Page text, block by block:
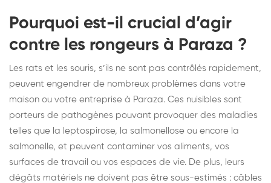
Pourquoi est-il crucial d’agir
contre les rongeurs à Paraza ?
Les rats et les souris, s’ils ne sont pas contrôlés rapidement,
peuvent engendrer de nombreux problèmes dans votre
maison ou votre entreprise à Paraza. Ces nuisibles sont
porteurs de pathogènes pouvant provoquer des maladies
telles que la leptospirose, la salmonellose ou encore la
salmonelle, et peuvent contaminer vos aliments, vos
surfaces de travail ou vos espaces de vie. De plus, leurs
dégâts matériels ne doivent pas être sous-estimés : câbles